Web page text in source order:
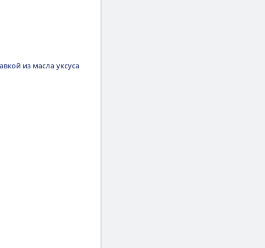
из масла уксуса